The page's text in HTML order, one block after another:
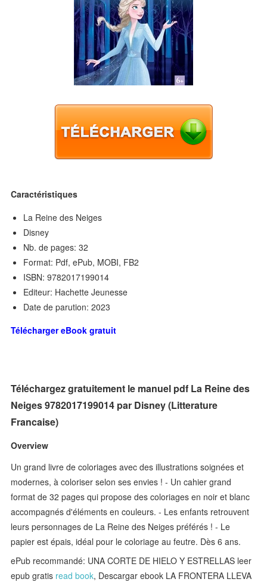
Caractéristiques
La Reine des Neiges
Disney
Nb. de pages: 32
Format: Pdf, ePub, MOBI, FB2
ISBN: 9782017199014
Editeur: Hachette Jeunesse
Date de parution: 2023
Télécharger eBook gratuit
Téléchargez gratuitement le manuel pdf La Reine des
Neiges 9782017199014 par Disney (Litterature
Francaise)
Overview
Un grand livre de coloriages avec des illustrations soignées et
modernes, à coloriser selon ses envies ! - Un cahier grand
format de 32 pages qui propose des coloriages en noir et blanc
accompagnés d'éléments en couleurs. - Les enfants retrouvent
leurs personnages de La Reine des Neiges préférés ! - Le
papier est épais, idéal pour le coloriage au feutre. Dès 6 ans.
ePub recommandé: UNA CORTE DE HIELO Y ESTRELLAS leer
epub gratis read book, Descargar ebook LA FRONTERA LLEVA